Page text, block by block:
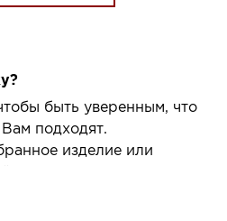
быть уверенным, что
подходят.
изделие или
для вас салон и